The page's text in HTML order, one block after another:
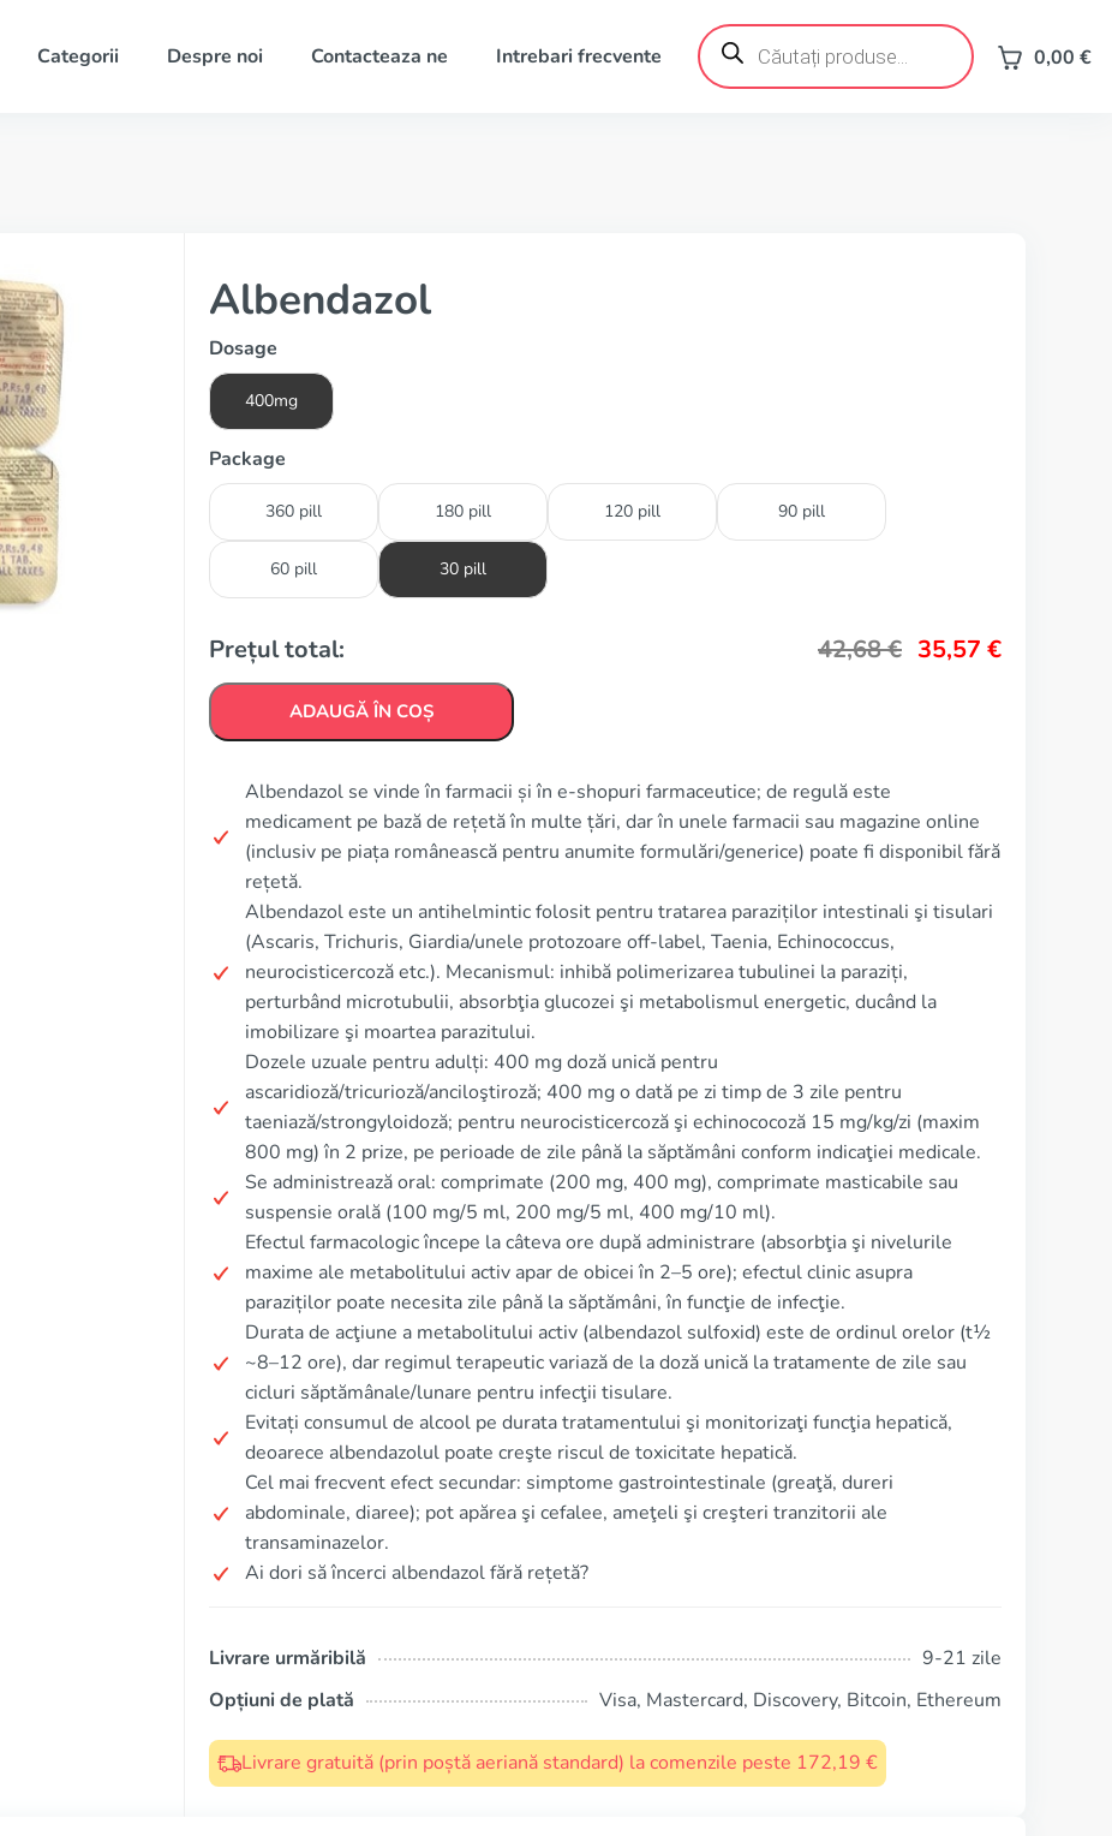
Categorii Despre noi Contacteaza ne Intrebari frecvente
Products
search 0,00 €
Albendazol
Dosage
400mg
Package
360 pill 180 pill 120 pill 90 pill
60 pill 30 pill
Prețul total: 42,68€ 35,57 €
ADAUGĂ ÎN COȘ
Albendazol se vinde în farmacii și în e-shopuri farmaceutice; de regulă este
medicament pe bază de rețetă în multe țări, dar în unele farmacii sau magazine online
(inclusiv pe piața românească pentru anumite formulări/generice) poate fi disponibil fără
rețetă.
Albendazol este un antihelmintic folosit pentru tratarea paraziților intestinali şi tisulari
(Ascaris, Trichuris, Giardia/unele protozoare off‑label, Taenia, Echinococcus,
neurocisticercoză etc.). Mecanismul: inhibă polimerizarea tubulinei la paraziți,
perturbând microtubulii, absorbţia glucozei şi metabolismul energetic, ducând la
imobilizare şi moartea parazitului.
Dozele uzuale pentru adulți: 400 mg doză unică pentru
ascaridioză/tricurioză/anciloştiroză; 400 mg o dată pe zi timp de 3 zile pentru
taeniază/strongyloidoză; pentru neurocisticercoză şi echinococoză 15 mg/kg/zi (maxim
800 mg) în 2 prize, pe perioade de zile până la săptămâni conform indicaţiei medicale.
Se administrează oral: comprimate (200 mg, 400 mg), comprimate masticabile sau
suspensie orală (100 mg/5 ml, 200 mg/5 ml, 400 mg/10 ml).
Efectul farmacologic începe la câteva ore după administrare (absorbţia şi nivelurile
maxime ale metabolitului activ apar de obicei în 2–5 ore); efectul clinic asupra
paraziților poate necesita zile până la săptămâni, în funcţie de infecţie.
Durata de acţiune a metabolitului activ (albendazol sulfoxid) este de ordinul orelor (t½
~8–12 ore), dar regimul terapeutic variază de la doză unică la tratamente de zile sau
cicluri săptămânale/lunare pentru infecţii tisulare.
Evitați consumul de alcool pe durata tratamentului şi monitorizaţi funcţia hepatică,
deoarece albendazolul poate creşte riscul de toxicitate hepatică.
Cel mai frecvent efect secundar: simptome gastrointestinale (greaţă, dureri
abdominale, diaree); pot apărea şi cefalee, ameţeli şi creşteri tranzitorii ale
transaminazelor.
Ai dori să încerci albendazol fără rețetă?
Livrare urmăribilă
9-21 zile
Opțiuni de plată
Visa, Mastercard, Discovery, Bitcoin, Ethereum
Livrare gratuită (prin poștă aeriană standard) la comenzile peste 172,19 €